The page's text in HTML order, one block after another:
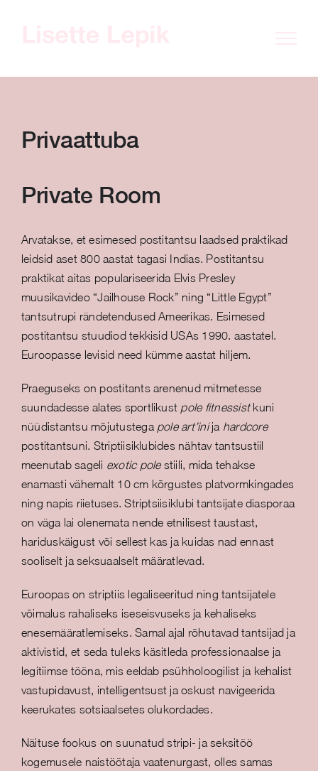
Privaattuba
Private Room
Arvatakse, et esimesed postitantsu laadsed praktikad
leidsid aset 800 aastat tagasi Indias. Postitantsu
praktikat aitas populariseerida Elvis Presley
muusikavideo “Jailhouse Rock” ning “Little Egypt”
tantsutrupi rändetendused Ameerikas. Esimesed
postitantsu stuudiod tekkisid USAs 1990. aastatel.
Euroopasse levisid need kümme aastat hiljem.
Praeguseks on postitants arenenud mitmetesse
suundadesse alates sportlikust pole fitnessist kuni
nüüdistantsu mõjutustega pole art’inija hardcore
postitantsuni. Striptiisiklubides nähtav tantsustiil
meenutab sageli exotic polestiili, mida tehakse
enamasti vähemalt 10 cm kõrgustes platvormkingades
ning napis riietuses. Striptsiisiklubi tantsijate diasporaa
on väga lai olenemata nende etnilisest taustast,
hariduskäigust või sellest kas ja kuidas nad ennast
sooliselt ja seksuaalselt määratlevad.
Euroopas on striptiis legaliseeritud ning tantsijatele
võimalus rahaliseks iseseisvuseks ja kehaliseks
enesemääratlemiseks. Samal ajal rõhutavad tantsijad ja
aktivistid, et seda tuleks käsitleda professionaalse ja
legitiimse tööna, mis eeldab psühholoogilist ja kehalist
vastupidavust, intelligentsust ja oskust navigeerida
keerukates sotsiaalsetes olukordades.
Näituse fookus on suunatud stripi- ja seksitöö
kogemusele naistöötaja vaatenurgast, olles samas